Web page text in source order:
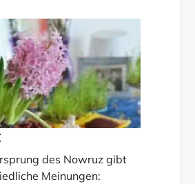
des Nowruz gibt
Meinungen: